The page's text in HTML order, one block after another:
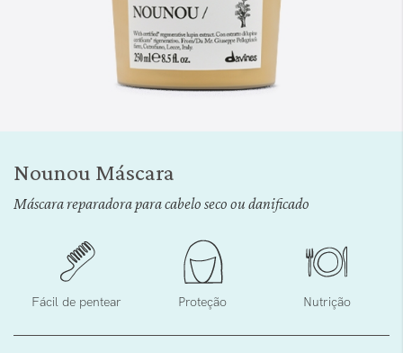
início
Nounou Máscara
Máscara reparadora para cabelo seco ou danificado
Fácil de pentear Proteção Nutrição